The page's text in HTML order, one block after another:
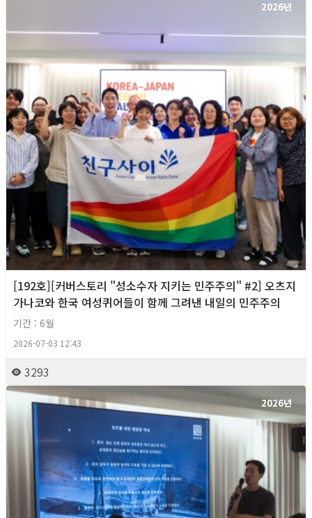
2026년
[192호][커버스토리 "성소수자 지키는 민주주의" #2] 오츠지
가나코와 한국 여성퀴어들이 함께 그려낸 내일의 민주주의
기간 : 6월
2026-07-03 12:43
3293
2026년